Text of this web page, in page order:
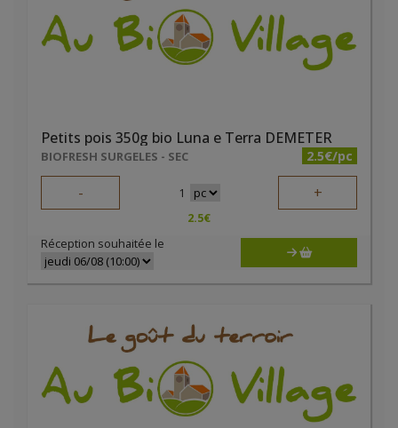
Petits pois 350g bio Luna e Terra DEMETER
BIOFRESH SURGELES - SEC 2.5€/pc
- 1 +
2.5€
Réception souhaitée le